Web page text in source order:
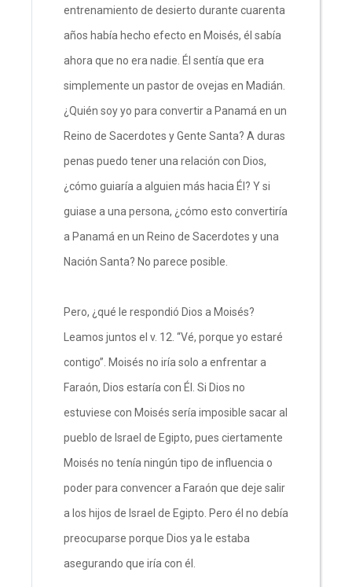
entrenamiento de desierto durante cuarenta
años había hecho efecto en Moisés, él sabía
ahora que no era nadie. Él sentía que era
simplemente un pastor de ovejas en Madián.
¿Quién soy yo para convertir a Panamá en un
Reino de Sacerdotes y Gente Santa? A duras
penas puedo tener una relación con Dios,
¿cómo guiaría a alguien más hacia Él? Y si
guiase a una persona, ¿cómo esto convertiría
a Panamá en un Reino de Sacerdotes y una
Nación Santa? No parece posible.
Pero, ¿qué le respondió Dios a Moisés?
Leamos juntos el v. 12. “Vé, porque yo estaré
contigo”. Moisés no iría solo a enfrentar a
Faraón, Dios estaría con Él. Si Dios no
estuviese con Moisés sería imposible sacar al
pueblo de Israel de Egipto, pues ciertamente
Moisés no tenía ningún tipo de influencia o
poder para convencer a Faraón que deje salir
a los hijos de Israel de Egipto. Pero él no debía
preocuparse porque Dios ya le estaba
asegurando que iría con él.